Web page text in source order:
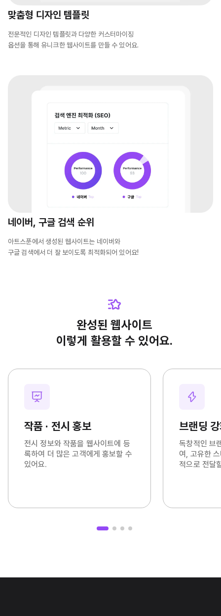
맞춤형 디자인 템플릿
전문적인 디자인 템플릿과 다양한 커스터마이징
옵션을 통해 유니크한 웹사이트를 만들 수 있어요.
네이버, 구글 검색 순위
아트스푼에서 생성된 웹사이트는 네이버와
구글 검색에서 더 잘 보이도록 최적화되어 있어요!
완성된 웹사이트
이렇게 활용할 수 있어요.
작품 · 전시 홍보
전시 정보와 작품을 웹사이트에 등
록하여 더 많은 고객에게 홍보할 수
있어요.
브랜딩
독창적인 브
여, 고유한
적으로 전달